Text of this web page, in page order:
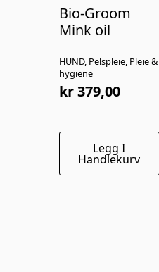
HUND, Pelspleie, Pleie &
hygiene
Bio-Groom
Mink oil
kr379,00
Legg I
Handlekurv